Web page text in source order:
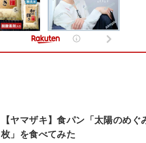
【ヤマザキ】食パン「太陽のめぐ
枚」を食べてみた